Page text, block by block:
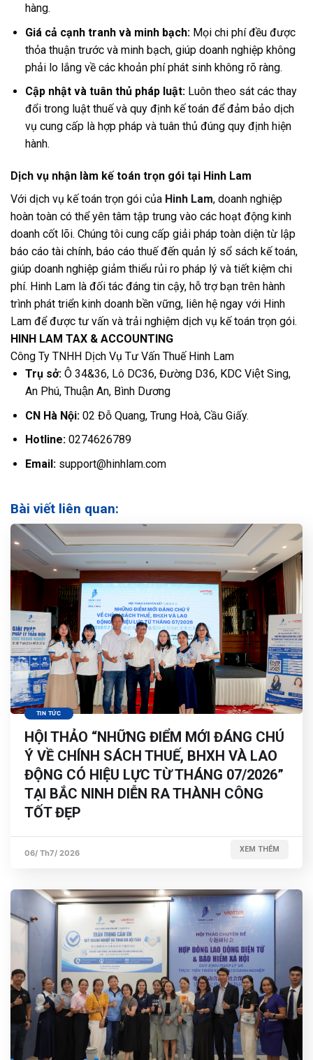
hàng.
Giá cả cạnh tranh và minh bạch:Mọi chi phí đều được
thỏa thuận trước và minh bạch, giúp doanh nghiệp không
phải lo lắng về các khoản phí phát sinh không rõ ràng.
Cập nhật và tuân thủ pháp luật:Luôn theo sát các thay
đổi trong luật thuế và quy định kế toán để đảm bảo dịch
vụ cung cấp là hợp pháp và tuân thủ đúng quy định hiện
hành.
Dịch vụ nhận làm kế toán trọn gói tại Hinh Lam
Với dịch vụ kế toán trọn gói của Hinh Lam, doanh nghiệp
hoàn toàn có thể yên tâm tập trung vào các hoạt động kinh
doanh cốt lõi. Chúng tôi cung cấp giải pháp toàn diện từ lập
báo cáo tài chính, báo cáo thuế đến quản lý sổ sách kế toán,
giúp doanh nghiệp giảm thiểu rủi ro pháp lý và tiết kiệm chi
phí. Hinh Lam là đối tác đáng tin cậy, hỗ trợ bạn trên hành
trình phát triển kinh doanh bền vững, liên hệ ngay với Hinh
Lam để được tư vấn và trải nghiệm dịch vụ kế toán trọn gói.
HINH LAM TAX & ACCOUNTING
Công Ty TNHH Dịch Vụ Tư Vấn Thuế Hinh Lam
Trụ sở: Ô 34&36, Lô DC36, Đường D36, KDC Việt Sing,
An Phú, Thuận An, Bình Dương
CN Hà Nội:02 Đỗ Quang, Trung Hoà, Cầu Giấy.
Hotline:0274626789
Email:support@hinhlam.com
Bài viết liên quan:
TIN TỨC
HỘI THẢO “NHỮNG ĐIỂM MỚI ĐÁNG CHÚ
Ý VỀ CHÍNH SÁCH THUẾ, BHXH VÀ LAO
ĐỘNG CÓ HIỆU LỰC TỪ THÁNG 07/2026”
TẠI BẮC NINH DIỄN RA THÀNH CÔNG
TỐT ĐẸP
06/ Th7/ 2026 XEM THÊM